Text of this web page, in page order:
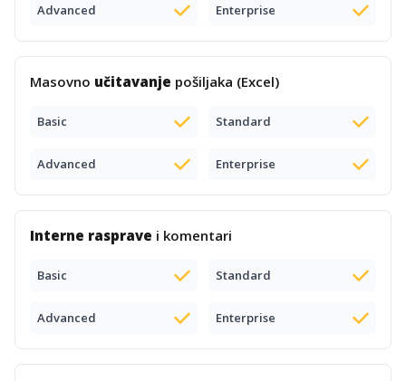
Advanced Enterprise
Masovno učitavanje pošiljaka (Excel)
Basic Standard
Advanced Enterprise
Interne rasprave i komentari
Basic Standard
Advanced Enterprise